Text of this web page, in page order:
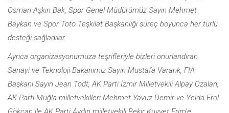
Osman Aşkın Bak, Spor Genel Müdürümüz Sayın Mehmet
Baykan ve Spor Toto Teşkilat Başkanlığı süreç boyunca her türlü
desteği sağladılar.
Ayrıca organizasyonumuza teşrifleriyle bizleri onurlandıran
Sanayi ve Teknoloji Bakanımız Sayın Mustafa Varank​, FIA
Başkanı Sayın Jean Todt, AK Parti İzmir Milletvekili Alpay Özalan,
AK Parti Muğla milletvekilleri Mehmet Yavuz Demir ve Yelda Erol